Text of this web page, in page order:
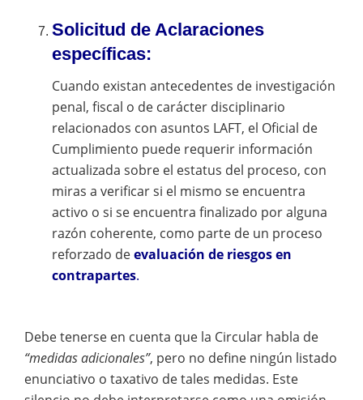
Solicitud de Aclaraciones
específicas:
Cuando existan antecedentes de investigación
penal, fiscal o de carácter disciplinario
relacionados con asuntos LAFT, el Oficial de
Cumplimiento puede requerir información
actualizada sobre el estatus del proceso, con
miras a verificar si el mismo se encuentra
activo o si se encuentra finalizado por alguna
razón coherente, como parte de un proceso
reforzado deevaluación de riesgos en
contrapartes.
Debe tenerse en cuenta que la Circular habla de
“medidas adicionales”, pero no define ningún listado
enunciativo o taxativo de tales medidas. Este